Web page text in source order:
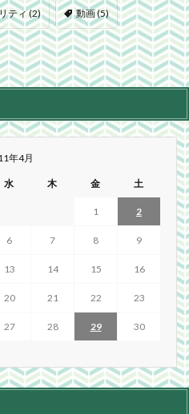
ティ(2) 動画(5)
年4月
水 木 金 土
1 2
6 7 8 9
13 14 15 16
20 21 22 23
27 28 29
30